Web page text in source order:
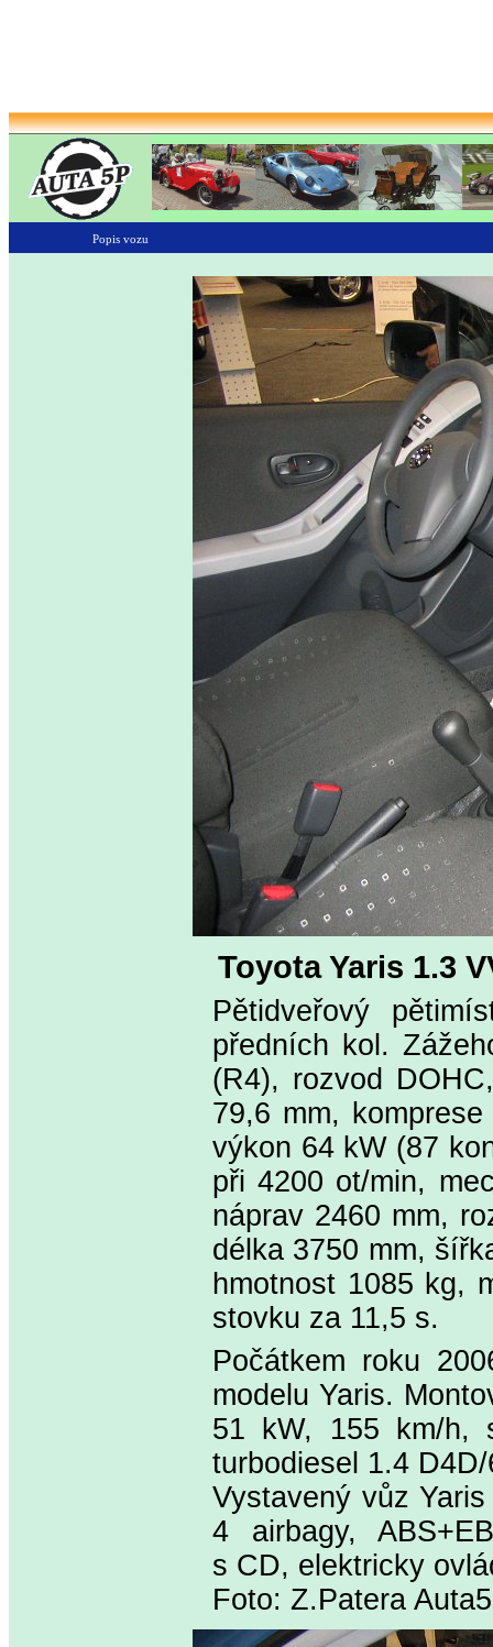
Popis vozu
Toyota Yaris 1.3
Pětidveřový
předních kol.
(R4), rozvod
79,6 mm,
výkon 64 kW (87
při 4200 ot/min,
náprav 2460 mm,
délka 3750 mm,
hmotnost 1085 kg,
stovku za 11,5 s.
Počátkem roku
modelu Yaris.
51 kW, 155 km/h,
turbodiesel 1.4
Vystavený vůz
4 airbagy,
s CD, elektricky
Foto: Z.Patera